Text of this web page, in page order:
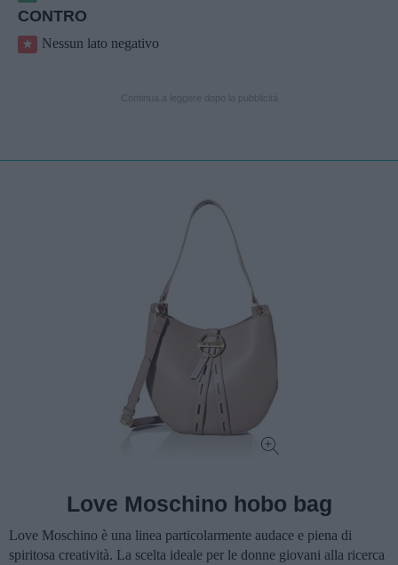
CONTRO
Nessun lato negativo
Love Moschino hobo bag
Love Moschino è una linea particolarmente audace e piena di
spiritosa creatività. La scelta ideale per le donne giovani alla ricerca